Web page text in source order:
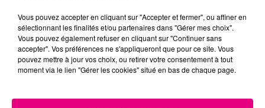
Capricorne Verseau Poissons
Vous pouvez accepter en cliquant sur "Accepter et fermer", ou affiner en
sélectionnant les finalités et/ou partenaires dans "Gérer mes choix".
Vous pouvez également refuser en cliquant sur "Continuer sans
accepter". Vos préférences ne s'appliqueront que pour ce site. Vous
pouvez mettre à jour vos choix, ou retirer votre consentement à tout
moment via le lien "Gérer les cookies" situé en bas de chaque page.